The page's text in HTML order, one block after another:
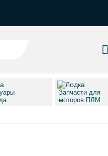
Запчасти для
моторов ПЛМ